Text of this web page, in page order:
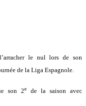
le nul lors de son
de la Liga Espagnole.
son 2e
de la saison avec